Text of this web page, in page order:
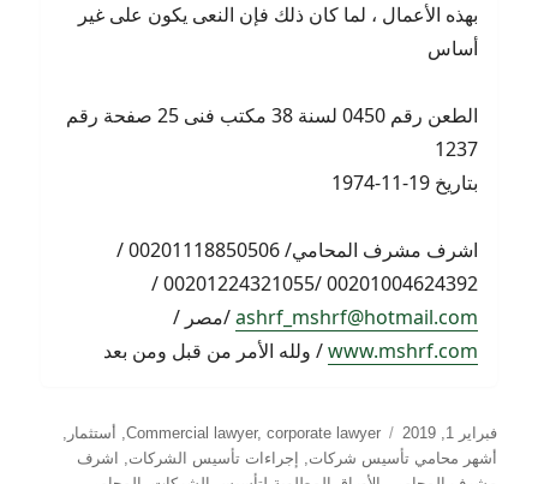
بهذه الأعمال ، لما كان ذلك فإن النعى يكون على غير
أساس
الطعن رقم 0450 لسنة 38 مكتب فنى 25 صفحة رقم
1237
بتاريخ 19-11-1974
اشرف مشرف المحامي/ 00201118850506 /
00201004624392 /00201224321055 /
ashrf_mshrf@hotmail.com/مصر /
www.mshrf.com/ ولله الأمر من قبل ومن بعد
نُشرت
في
فبراير 1, 2019 التصنيفات Commercial lawyer, corporate lawyer
, أستثمار ,
أشهر محامي تأسيس شركات, إجراءات تأسيس الشركات,
اشرف